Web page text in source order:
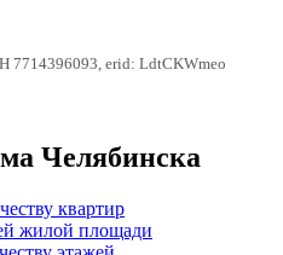
erid: LdtCKWmeo
Челябинска
квартир
жилой площади